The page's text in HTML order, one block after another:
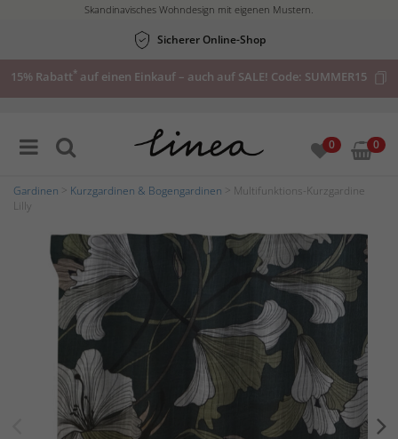
Skandinavisches Wohndesign mit eigenen Mustern.
Sicherer Online-Shop
15% Rabatt* auf einen Einkauf – auch auf SALE! Code: SUMMER15
0 0
Gardinen Kurzgardinen & Bogengardinen > Multifunktions-Kurzgardine
Lilly